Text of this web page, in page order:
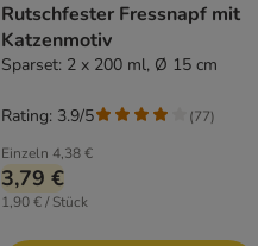
Rutschfester Fressnapf mit
Katzenmotiv
Sparset: 2 x 200 ml, Ø 15 cm
Einzeln 4,38 €
3,79 €
1,90 € / Stück
Rating: 3.9/5 (77)